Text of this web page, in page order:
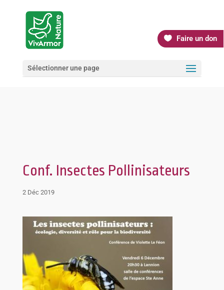
Faire un don
Sélectionner une page
Conf. Insectes Pollinisateurs
2 Déc 2019